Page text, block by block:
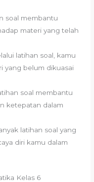
soal membantu
materi yang telah
latihan soal, kamu
yang belum dikuasai
soal membantu
ketepatan dalam
latihan soal yang
diri kamu dalam
Kelas 6